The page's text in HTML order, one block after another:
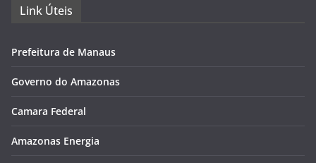
Link Úteis
Prefeitura de Manaus
Governo do Amazonas
Camara Federal
Amazonas Energia